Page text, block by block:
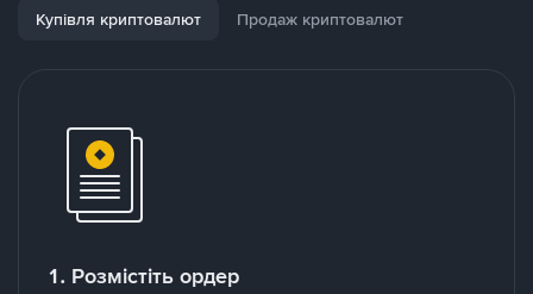
Купівля криптовалют Продаж криптовалют
1. Розмістіть ордер